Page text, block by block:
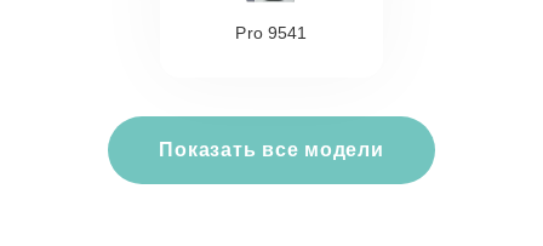
Pro 9541
Показать все модели